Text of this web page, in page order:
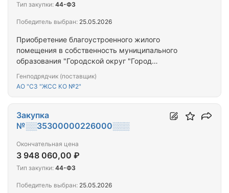
Приобретение благоустроенного жилого
помещения в собственность муниципального
образования "Городской округ "Город
переселяемым из аварийного жилищного фонда
Генподрядчик (поставщик)
АО "СЗ "ЖСС КО №2"
Тип закупки: 44-ФЗ
Победитель выбран: 25.05.2026
Закупка
№░░35300000226000░░░
Окончательная цена
3 948 060,00 ₽
Тип закупки: 44-ФЗ
Победитель выбран: 25.05.2026